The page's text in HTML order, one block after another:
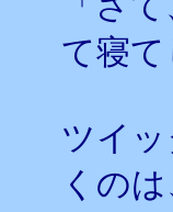
て寝て
ツイ
くのは